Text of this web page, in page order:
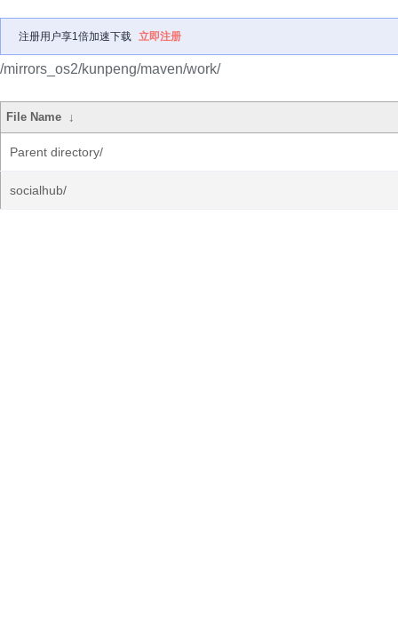
注册用户享1倍加速下载 立即注册
/mirrors_os2/kunpeng/maven/work/
File Name ↓
Parent directory/
socialhub/